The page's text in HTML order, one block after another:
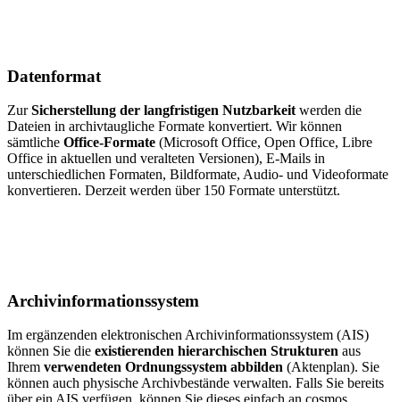
Datenformat
ZurSicherstellung der langfristigen Nutzbarkeit werden die
Dateien in archivtaugliche Formate konvertiert. Wir können
sämtliche Office-Formate (Microsoft Office, Open Office, Libre
Office in aktuellen und veralteten Versionen), E-Mails in
unterschiedlichen Formaten, Bildformate, Audio- und Videoformate
konvertieren. Derzeit werden über 150 Formate unterstützt.
Archiv­informations­system
Im ergänzenden elektronischen Archivinformationssystem (AIS)
können Sie die existierenden hierarchischen Strukturen aus
Ihrem verwendeten Ordnungssystem abbilden (Aktenplan). Sie
können auch physische Archivbestände verwalten. Falls Sie bereits